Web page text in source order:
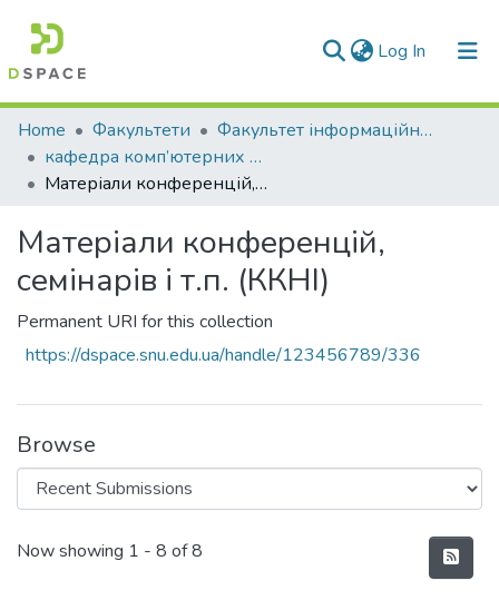
Log In (current)
Communities & Collections
All of DSpace
Home Факультети
Факультет інформаційних технологій та електроніки
кафедра комп’ютерних наук та інженерії
Матеріали конференцій, семінарів і т.п. (ККНІ)
Матеріали конференцій,
семінарів і т.п. (ККНІ)
Permanent URI for this collection
https://dspace.snu.edu.ua/handle/123456789/336
Browse
Recent Submissions
Now showing 1 - 8 of 8